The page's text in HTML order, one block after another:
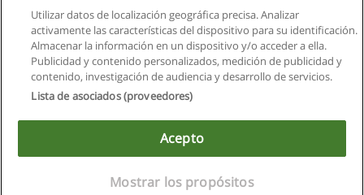
Reglas de uso
Privacidad de datos
Copyright © Educaedu Business S.L. - CIF : B-95610580: -
www.educaedu.com.ec
Utilizar datos de localización geográfica precisa. Analizar
activamente las características del dispositivo para su identificación.
Almacenar la información en un dispositivo y/o acceder a ella.
Publicidad y contenido personalizados, medición de publicidad y
contenido, investigación de audiencia y desarrollo de servicios.
Lista de asociados (proveedores)
Acepto
Mostrar los propósitos